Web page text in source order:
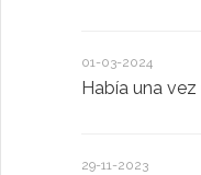
01-03-2024
Había una
29-11-2023